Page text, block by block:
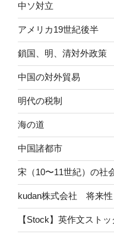
中ソ対立
アメリカ19世紀後半
鎖国、明、清対外政策
中国の対外貿易
明代の税制
海の道
中国諸都市
宋（10〜11世紀）の社
kudan株式会社 将来性
【Stock】英作文ストッ